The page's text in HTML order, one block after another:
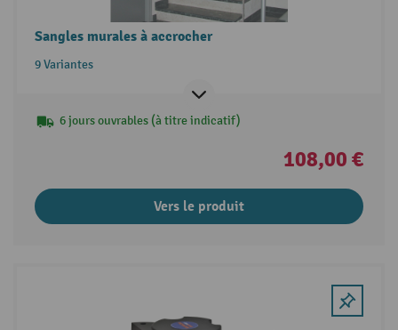
Sangles murales à accrocher
9 Variantes
6 jours ouvrables (à titre indicatif)
108,00 €
Vers le produit